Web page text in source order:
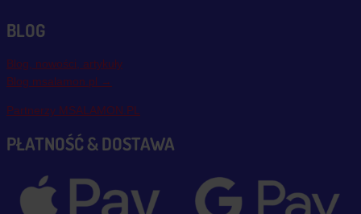
BLOG
Blog, nowości, artykuły
Blog msalamon.pl →
Partnerzy MSALAMON.PL
PŁATNOŚĆ & DOSTAWA